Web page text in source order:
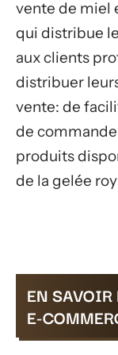
vente de miel
qui distribue
aux clients
distribuer
vente: de
de
produits
de la gelée
EN SAVOIR
E-